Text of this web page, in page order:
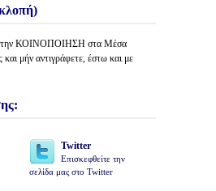
την ΚΟΙΝΟΠΟΙΗΣΗ στα Μέσα
μήν αντιγράφετε, έστω και με
Twitter
Επισκεφθείτε την
σελίδα μας στο Twitter